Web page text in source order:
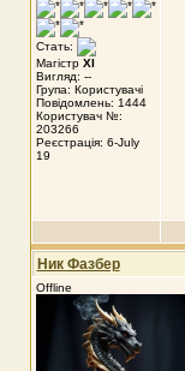
Стать:
Магістр XI
Вигляд: --
Група: Користувачі
Повідомлень: 1444
Користувач №:
203266
Реєстрація: 6-July
19
Ник Фазбер
Offline